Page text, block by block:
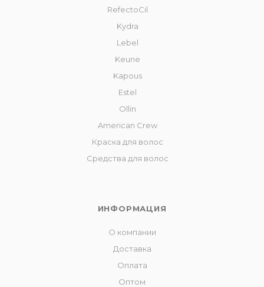
RefectoCil
Kydra
Lebel
Keune
Kapous
Estel
Ollin
American Crew
Краска для волос
Средства для волос
ИНФОРМАЦИЯ
О компании
Доставка
Оплата
Оптом